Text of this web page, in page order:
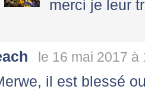
merci je leur
le 16 mai 2017 à
il est blessé